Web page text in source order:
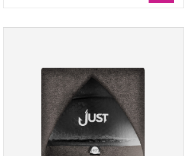
Travel boardbags 9'6'' - Funda de surf,
Marcas |Just
68cm
Tamano|302cm